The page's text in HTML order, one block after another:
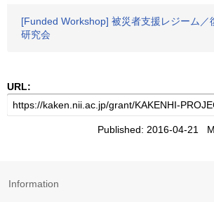
[Funded Workshop] 被災者支援レジーム／
研究会
URL:
Published: 2016-04-21
Information